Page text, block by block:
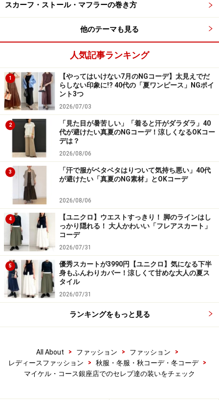
スカーフ・ストール・マフラーの巻き方
他のテーマも見る
人気記事ランキング
1
【やってはいけない7月のNGコーデ】太見えでだ
らしない印象に!? 40代の「夏ワンピース」NGポイ
ント3つ
2026/07/03
2
「見た目が暑苦しい」「着ると汗がダラダラ」40
代が避けたい真夏のNGコーデ！涼しくなるOKコー
デは？
2026/08/06
3
「汗で服がベタベタはりついて気持ち悪い」40代
が避けたい「真夏のNG素材」とOKコーデ
2026/08/06
4
【ユニクロ】ウエストすっきり！ 脚のラインはし
っかり隠れる！ 大人かわいい「フレアスカート」
コーデ
2026/07/31
5
優秀スカートが3990円【ユニクロ】気になる下半
身もふんわりカバー！涼しくて甘めな大人の夏ス
タイル
2026/07/31
ランキングをもっと見る
All About > ファッション > ファッション
>
レディースファッション
> 秋服・冬服・秋コーデ・冬コーデ
>
マイケル・コース銀座店でのセレブ達の装いをチェック